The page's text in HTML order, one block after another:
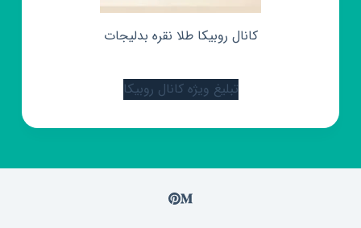
کانال روبیکا طلا نقره بدلیجات
تبلیغ ویژه کانال روبیکا